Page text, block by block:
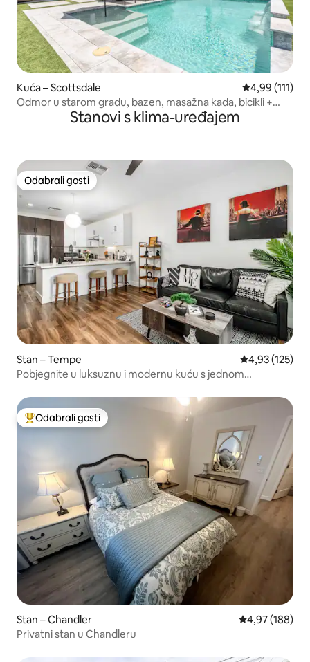
Kuća – Scottsdale Prosječna
4,99 (111)
Odmor u starom gradu, bazen, masažna kada, bicikli +
Stanovi s klima-uređajem
Odabrali gosti
Odabrali gosti
Stan – Tempe Prosječna
4,93 (125)
Pobjegnite u luksuznu i modernu kuću s jednom
Među najviše rangiranima s oznakom „Odabrali gosti”
Odabrali gosti
Stan – Chandler Prosječna
4,97 (188)
Privatni stan u Chandleru